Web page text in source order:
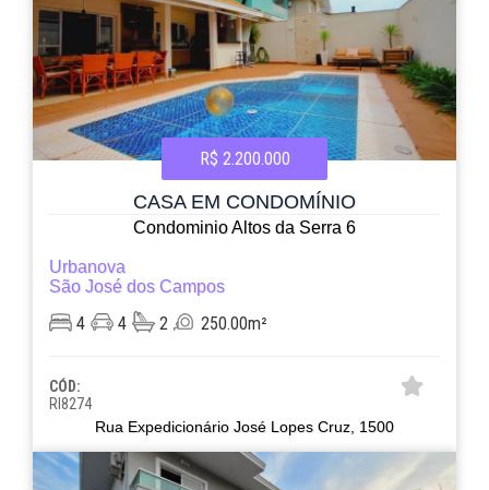
R$ 2.200.000
CASA EM CONDOMÍNIO
Condominio Altos da Serra 6
Urbanova
São José dos Campos
4 4 2 250.00m²
CÓD:
RI8274
Rua Expedicionário José Lopes Cruz, 1500